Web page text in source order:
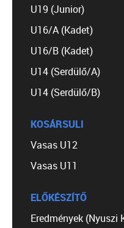
U19 (Junior)
U16/A (Kadet)
U16/B (Kadet)
U14 (Serdülő/A)
U14 (Serdülő/B)
KOSÁRSULI
Vasas U12
Vasas U11
ELŐKÉSZÍTŐ
Eredmények (Nyuszi